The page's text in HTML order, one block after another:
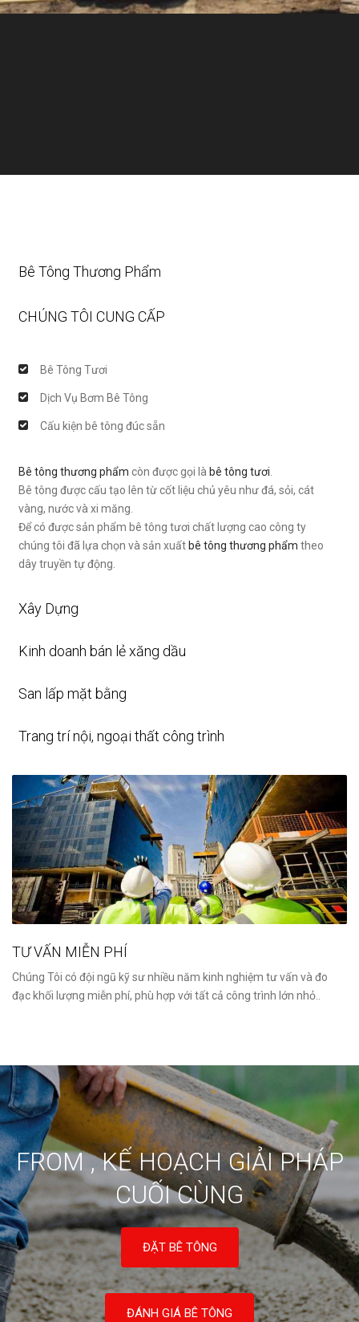
Bê Tông Thương Phẩm
CHÚNG TÔI CUNG CẤP
Bê Tông Tươi
Dịch Vụ Bơm Bê Tông
Cấu kiện bê tông đúc sẵn
Bê tông thương phẩm còn được gọi là bê tông tươi
Bê tông được cấu tạo lên từ cốt liệu chủ yêu như đá, sỏi, cát
vàng, nước và xi măng.
Để có được sản phẩm bê tông tươi chất lượng cao công ty
chúng tôi đã lựa chọn và sản xuất bê tông thương phẩm theo
dây truyền tự động.
Xây Dựng
Kinh doanh bán lẻ xăng dầu
San lấp mặt bằng
Trang trí nội, ngoại thất công trình
TƯ VẤN MIỄN PHÍ
Chúng Tôi có đội ngũ kỹ sư nhiều năm kinh nghiệm tư vấn và đo
đạc khối lượng miễn phí, phù hợp với tất cả công trình lớn nhỏ..
FROM , KẾ HOẠCH GIẢI PHÁP
CUỐI CÙNG
ĐẶT BÊ TÔNG
ĐÁNH GIÁ BÊ TÔNG